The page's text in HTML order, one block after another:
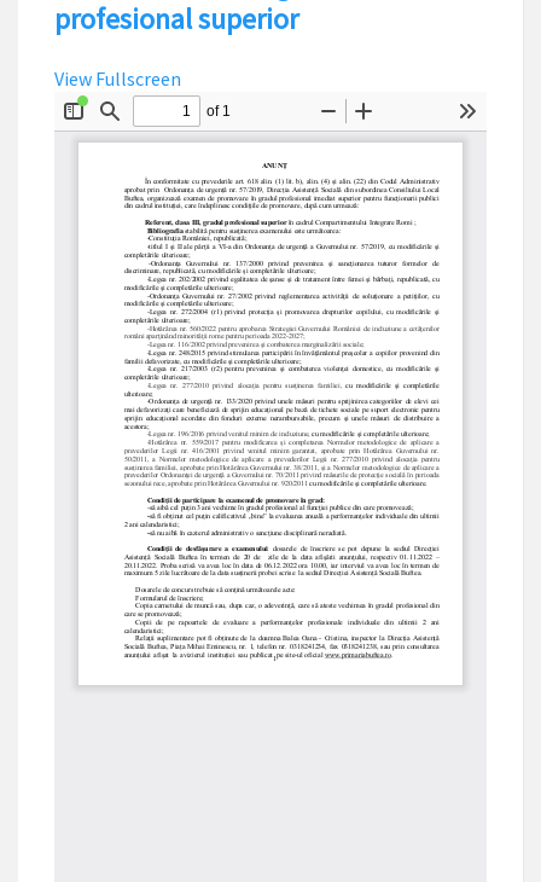
profesional superior
View Fullscreen